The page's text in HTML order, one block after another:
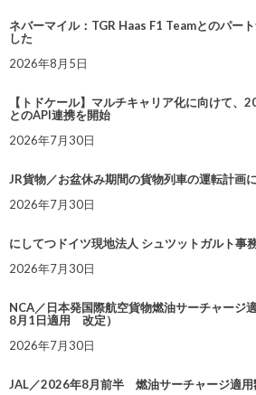
ネバーマイル：TGR Haas F1 Teamとのパー
した
2026年8月5日
【トドケール】マルチキャリア化に向けて、
とのAPI連携を開始
2026年7月30日
JR貨物／お盆休み期間の貨物列車の運転計画
2026年7月30日
にしてつドイツ現地法人 シュツットガルト事
2026年7月30日
NCA／日本発国際航空貨物燃油サーチャージ
8月1日適用 改定）
2026年7月30日
JAL／2026年8月前半 燃油サーチャージ適用